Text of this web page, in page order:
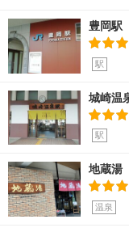
豊岡駅
駅
城崎温
駅
地蔵湯
温泉